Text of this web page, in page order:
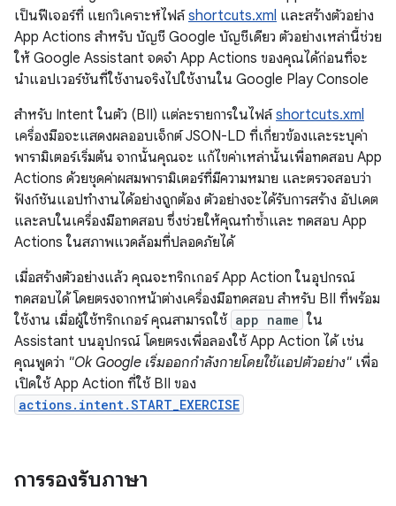
เป็นฟีเจอร์ที่ แยกวิเคราะห์ไฟล์shortcuts.xml และสร้างตัวอย่าง
App Actions สำหรับ บัญชี Google บัญชีเดียว ตัวอย่างเหล่านี้ช่วย
ให้ Google Assistant จดจำ App Actions ของคุณได้ก่อนที่จะ
นำแอปเวอร์ชันที่ใช้งานจริงไปใช้งานใน Google Play Console
สำหรับ Intent ในตัว (BII) แต่ละรายการในไฟล์shortcuts.xml
เครื่องมือจะแสดงผลออบเจ็กต์ JSON-LD ที่เกี่ยวข้องและระบุค่า
พารามิเตอร์เริ่มต้น จากนั้นคุณจะ แก้ไขค่าเหล่านั้นเพื่อทดสอบ App
Actions ด้วยชุดค่าผสมพารามิเตอร์ที่มีความหมาย และตรวจสอบว่า
ฟังก์ชันแอปทำงานได้อย่างถูกต้อง ตัวอย่างจะได้รับการสร้าง อัปเดต
และลบในเครื่องมือทดสอบ ซึ่งช่วยให้คุณทำซ้ำและ ทดสอบ App
Actions ในสภาพแวดล้อมที่ปลอดภัยได้
เมื่อสร้างตัวอย่างแล้ว คุณจะทริกเกอร์ App Action ในอุปกรณ์
ทดสอบได้ โดยตรงจากหน้าต่างเครื่องมือทดสอบ สำหรับ BII ที่พร้อม
ใช้งาน เมื่อผู้ใช้ทริกเกอร์ คุณสามารถใช้ app name ใน
Assistant บนอุปกรณ์ โดยตรงเพื่อลองใช้ App Action ได้ เช่น
คุณพูดว่า "Ok Google เริ่มออกกำลังกายโดยใช้แอปตัวอย่าง" เพื่อ
เปิดใช้ App Action ที่ใช้ BII ของ
actions.intent.START_EXERCISE
การรองรับภาษา